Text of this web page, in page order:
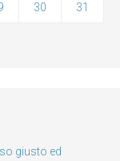
30 31
giusto ed